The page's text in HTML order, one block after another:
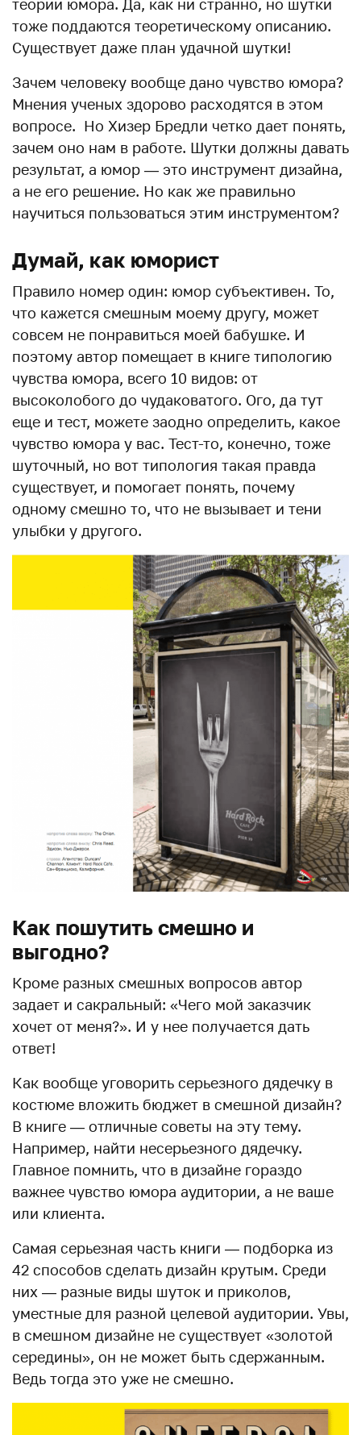
теории юмора. Да, как ни странно, но шутки
тоже поддаются теоретическому описанию.
Существует даже план удачной шутки!
Зачем человеку вообще дано чувство юмора?
Мнения ученых здорово расходятся в этом
вопросе. Но Хизер Бредли четко дает понять,
зачем оно нам в работе. Шутки должны давать
результат, а юмор — это инструмент дизайна,
а не его решение. Но как же правильно
научиться пользоваться этим инструментом?
Думай, как юморист
Правило номер один: юмор субъективен. То,
что кажется смешным моему другу, может
совсем не понравиться моей бабушке. И
поэтому автор помещает в книге типологию
чувства юмора, всего 10 видов: от
высоколобого до чудаковатого. Ого, да тут
еще и тест, можете заодно определить, какое
чувство юмора у вас. Тест-то, конечно, тоже
шуточный, но вот типология такая правда
существует, и помогает понять, почему
одному смешно то, что не вызывает и тени
улыбки у другого.
Как пошутить смешно и
выгодно?
Кроме разных смешных вопросов автор
задает и сакральный: «Чего мой заказчик
хочет от меня?». И у нее получается дать
ответ!
Как вообще уговорить серьезного дядечку в
костюме вложить бюджет в смешной дизайн?
В книге — отличные советы на эту тему.
Например, найти несерьезного дядечку.
Главное помнить, что в дизайне гораздо
важнее чувство юмора аудитории, а не ваше
или клиента.
Самая серьезная часть книги — подборка из
42 способов сделать дизайн крутым. Среди
них — разные виды шуток и приколов,
уместные для разной целевой аудитории. Увы,
в смешном дизайне не существует «золотой
середины», он не может быть сдержанным.
Ведь тогда это уже не смешно.